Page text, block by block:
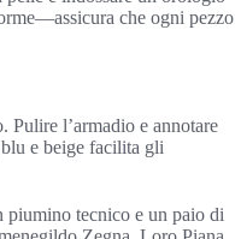
che ogni pezzo
Pulire l’armadio e annotare
e beige facilita gli
piumino tecnico e un paio di